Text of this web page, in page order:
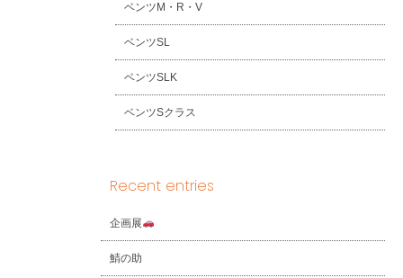
ベンツM・R・V
ベンツSL
ベンツSLK
ベンツSクラス
Recent entries
企画展
鯖の助